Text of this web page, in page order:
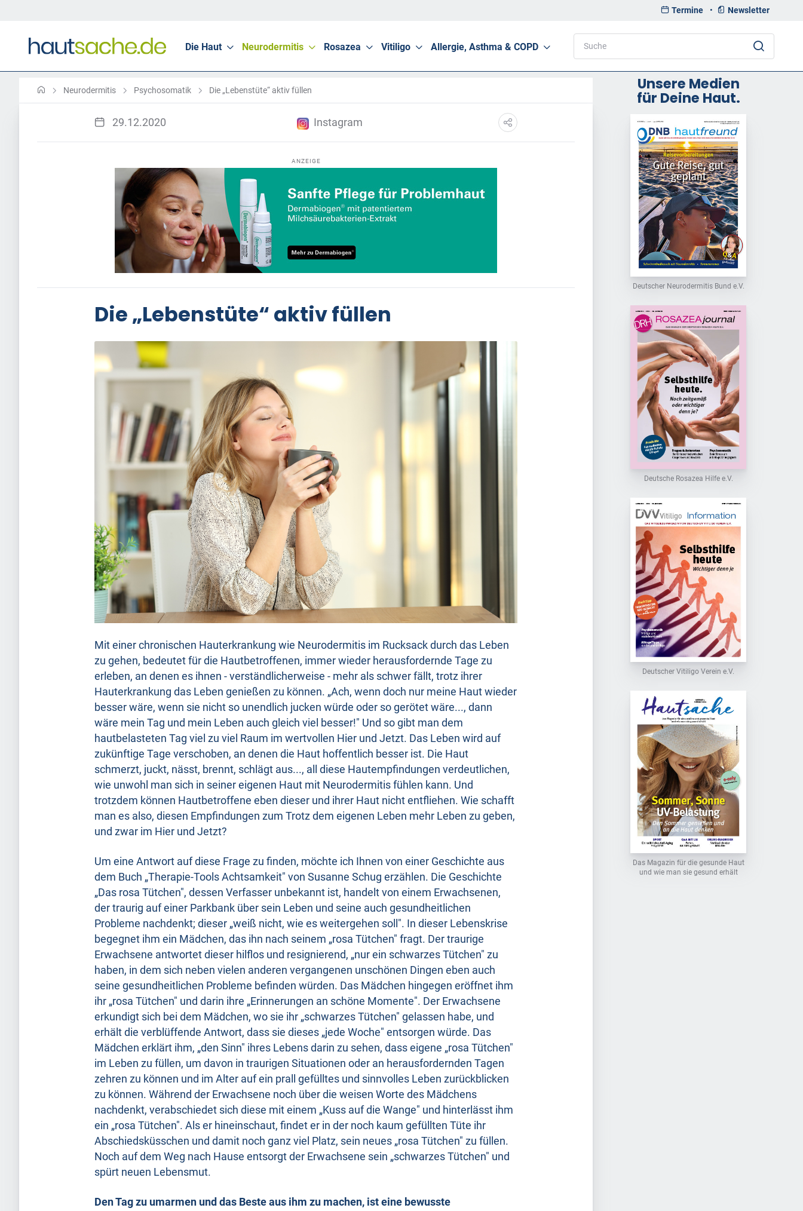
Termine • Newsletter
Die Haut Neurodermitis Rosazea Vitiligo Allergie, Asthma & COPD
Neurodermitis Psychosomatik Die „Lebenstüte“ aktiv füllen
29.12.2020 Instagram
ANZEIGE
Die „Lebenstüte“ aktiv füllen
Mit einer chronischen Hauterkrankung wie Neurodermitis im Rucksack durch das Leben
zu gehen, bedeutet für die Hautbetroffenen, immer wieder herausfordernde Tage zu
erleben, an denen es ihnen - verständlicherweise - mehr als schwer fällt, trotz ihrer
Hauterkrankung das Leben genießen zu können. „Ach, wenn doch nur meine Haut wieder
besser wäre, wenn sie nicht so unendlich jucken würde oder so gerötet wäre..., dann
wäre mein Tag und mein Leben auch gleich viel besser!" Und so gibt man dem
hautbelasteten Tag viel zu viel Raum im wertvollen Hier und Jetzt. Das Leben wird auf
zukünftige Tage verschoben, an denen die Haut hoffentlich besser ist. Die Haut
schmerzt, juckt, nässt, brennt, schlägt aus..., all diese Hautempfindungen verdeutlichen,
wie unwohl man sich in seiner eigenen Haut mit Neurodermitis fühlen kann. Und
trotzdem können Hautbetroffene eben dieser und ihrer Haut nicht entfliehen. Wie schafft
man es also, diesen Empfindungen zum Trotz dem eigenen Leben mehr Leben zu geben,
und zwar im Hier und Jetzt?
Um eine Antwort auf diese Frage zu finden, möchte ich Ihnen von einer Geschichte aus
dem Buch „Therapie-Tools Achtsamkeit" von Susanne Schug erzählen. Die Geschichte
„Das rosa Tütchen", dessen Verfasser unbekannt ist, handelt von einem Erwachsenen,
der traurig auf einer Parkbank über sein Leben und seine auch gesundheitlichen
Probleme nachdenkt; dieser „weiß nicht, wie es weitergehen soll". In dieser Lebenskrise
begegnet ihm ein Mädchen, das ihn nach seinem „rosa Tütchen" fragt. Der traurige
Erwachsene antwortet dieser hilflos und resignierend, „nur ein schwarzes Tütchen" zu
haben, in dem sich neben vielen anderen vergangenen unschönen Dingen eben auch
seine gesundheitlichen Probleme befinden würden. Das Mädchen hingegen eröffnet ihm
ihr „rosa Tütchen" und darin ihre „Erinnerungen an schöne Momente". Der Erwachsene
erkundigt sich bei dem Mädchen, wo sie ihr „schwarzes Tütchen" gelassen habe, und
erhält die verblüffende Antwort, dass sie dieses „jede Woche" entsorgen würde. Das
Mädchen erklärt ihm, „den Sinn" ihres Lebens darin zu sehen, dass eigene „rosa Tütchen"
im Leben zu füllen, um davon in traurigen Situationen oder an herausfordernden Tagen
zehren zu können und im Alter auf ein prall gefülltes und sinnvolles Leben zurückblicken
zu können. Während der Erwachsene noch über die weisen Worte des Mädchens
nachdenkt, verabschiedet sich diese mit einem „Kuss auf die Wange" und hinterlässt ihm
ein „rosa Tütchen". Als er hineinschaut, findet er in der noch kaum gefüllten Tüte ihr
Abschiedsküsschen und damit noch ganz viel Platz, sein neues „rosa Tütchen" zu füllen.
Noch auf dem Weg nach Hause entsorgt der Erwachsene sein „schwarzes Tütchen" und
spürt neuen Lebensmut.
Den Tag zu umarmen und das Beste aus ihm zu machen, ist eine bewusste
Unsere Medien
für Deine Haut.
Deutscher Neurodermitis Bund e.V.
Deutsche Rosazea Hilfe e.V.
Deutscher Vitiligo Verein e.V.
Das Magazin für die gesunde Haut
und wie man sie gesund erhält